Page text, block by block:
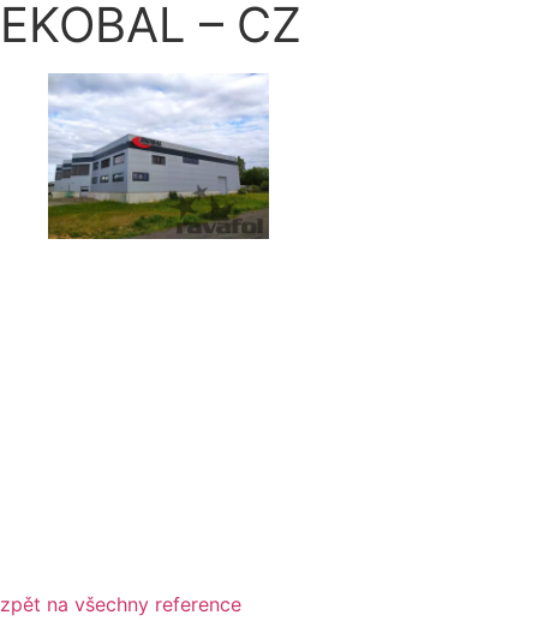
EKOBAL – CZ
zpět na všechny reference